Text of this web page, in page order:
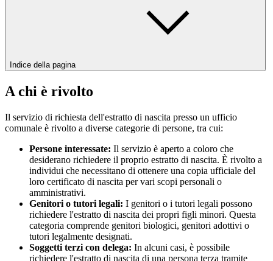
Indice della pagina
A chi è rivolto
Il servizio di richiesta dell'estratto di nascita presso un ufficio
comunale è rivolto a diverse categorie di persone, tra cui:
Persone interessate: Il servizio è aperto a coloro che
desiderano richiedere il proprio estratto di nascita. È rivolto a
individui che necessitano di ottenere una copia ufficiale del
loro certificato di nascita per vari scopi personali o
amministrativi.
Genitori o tutori legali: I genitori o i tutori legali possono
richiedere l'estratto di nascita dei propri figli minori. Questa
categoria comprende genitori biologici, genitori adottivi o
tutori legalmente designati.
Soggetti terzi con delega: In alcuni casi, è possibile
richiedere l'estratto di nascita di una persona terza tramite